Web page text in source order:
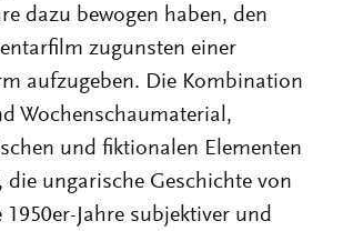
dazu bewogen haben, den
zugunsten einer
aufzugeben. Die Kombination
Wochenschaumaterial,
und fiktionalen Elementen
die ungarische Geschichte von
1950er-Jahre subjektiver und